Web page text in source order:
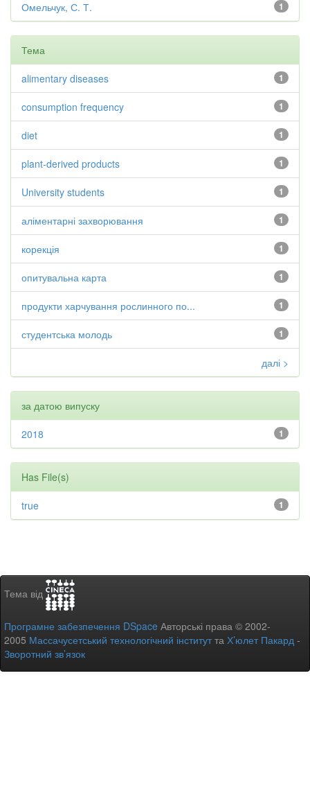
1
Омельчук, С. Т.
Тема
1
alimentary diseases
1
consumption frequency
1
diet
1
plant-derived products
1
University students
1
аліментарні захворювання
1
корекція
1
опитувальна карта
1
продукти харчування рослинного по...
1
студентська молодь
далі >
за датою випуску
1
2018
Has File(s)
1
true
Тема від
Програмне забезпечення DSpace Авторські права © 2002-
2005 Массачусетський технологічний інститутта Х’юлет Пакард -
Зворотний зв’язок